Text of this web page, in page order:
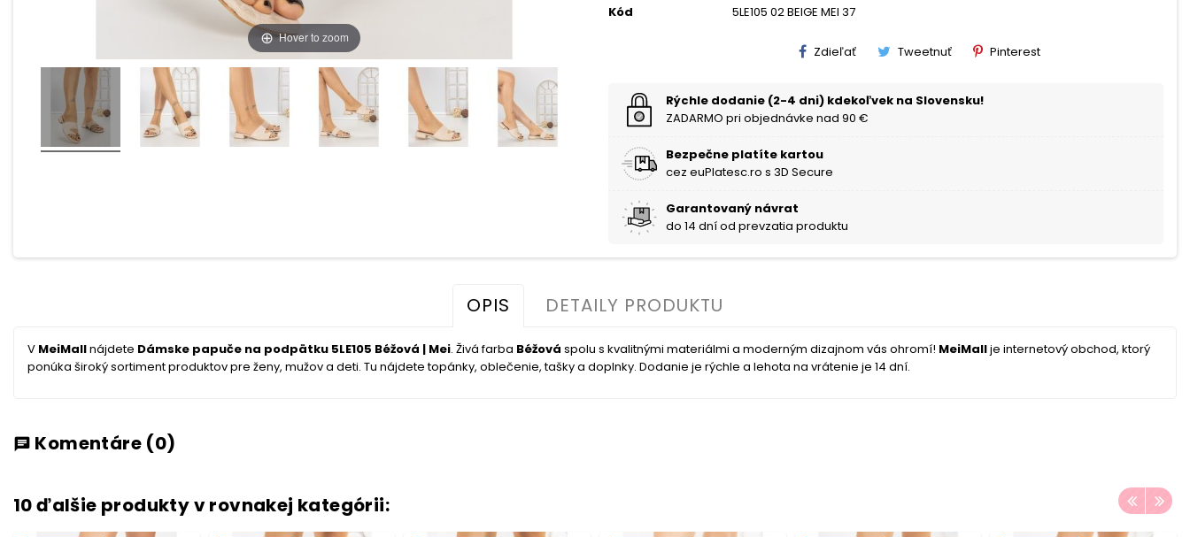
Hover to zoom
Kód
5LE105 02 BEIGE MEI 37
Zdieľať Tweetnuť Pinterest
Rýchle dodanie (2-4 dni) kdekoľvek na Slovensku!
ZADARMO pri objednávke nad 90 €
Bezpečne platíte kartou
cez euPlatesc.ro s 3D Secure
Garantovaný návrat
do 14 dní od prevzatia produktu
OPIS DETAILY PRODUKTU
V MeiMallnájdete Dámske papuče na podpätku 5LE105 Béžová | Mei. Živá farba Béžová spolu s kvalitnými materiálmi a moderným dizajnom vás ohromí! MeiMallje internetový obchod, ktorý
ponúka široký sortiment produktov pre ženy, mužov a deti. Tu nájdete topánky, oblečenie, tašky a doplnky. Dodanie je rýchle a lehota na vrátenie je 14 dní.
chat Komentáre (0)
10 ďalšie produkty v rovnakej kategórii: